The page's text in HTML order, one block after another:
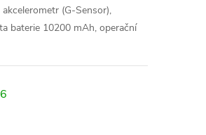
(G-Sensor),
baterie 10200 mAh, operační